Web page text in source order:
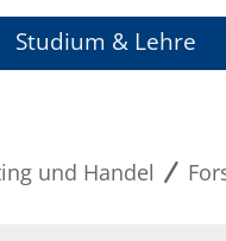
Studium & Lehre
und Handel